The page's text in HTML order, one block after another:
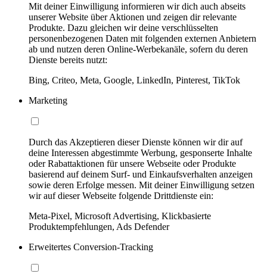
Mit deiner Einwilligung informieren wir dich auch abseits
unserer Website über Aktionen und zeigen dir relevante
Produkte. Dazu gleichen wir deine verschlüsselten
personenbezogenen Daten mit folgenden externen Anbietern
ab und nutzen deren Online-Werbekanäle, sofern du deren
Dienste bereits nutzt:
Bing, Criteo, Meta, Google, LinkedIn, Pinterest, TikTok
Marketing
Durch das Akzeptieren dieser Dienste können wir dir auf
deine Interessen abgestimmte Werbung, gesponserte Inhalte
oder Rabattaktionen für unsere Webseite oder Produkte
basierend auf deinem Surf- und Einkaufsverhalten anzeigen
sowie deren Erfolge messen. Mit deiner Einwilligung setzen
wir auf dieser Webseite folgende Drittdienste ein:
Meta-Pixel, Microsoft Advertising, Klickbasierte
Produktempfehlungen, Ads Defender
Erweitertes Conversion-Tracking